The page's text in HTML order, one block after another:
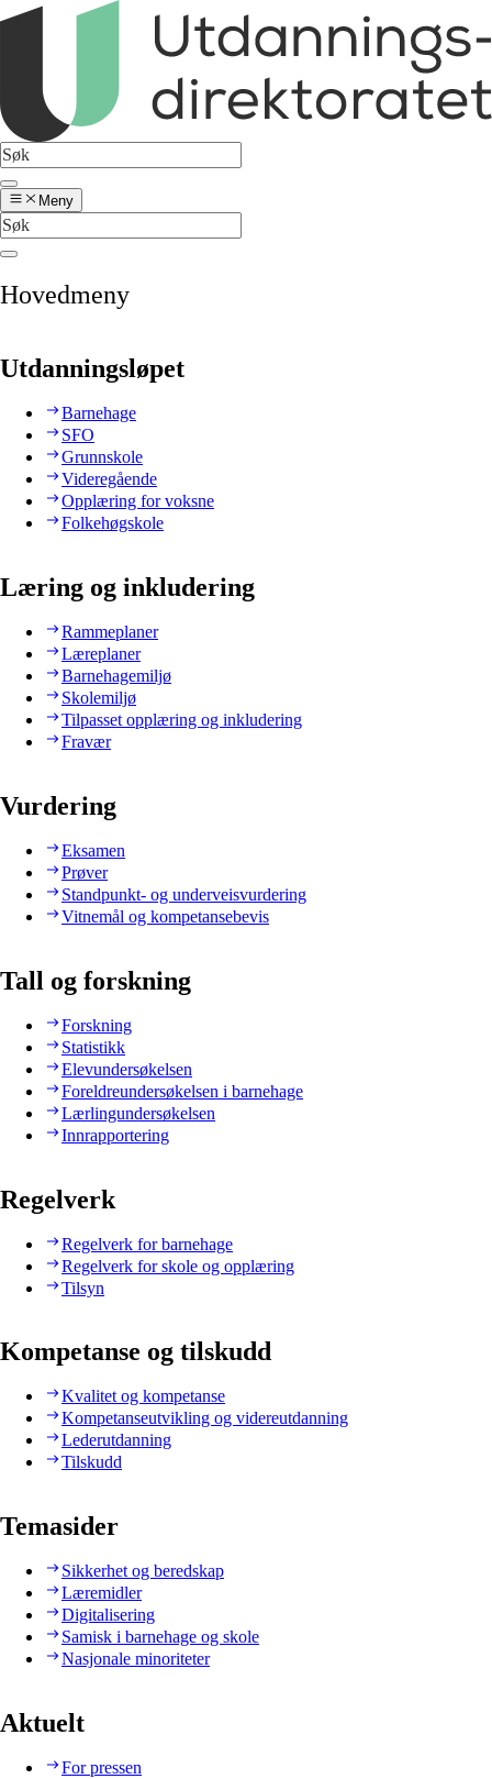
Meny
Hovedmeny
Utdanningsløpet
Barnehage
SFO
Grunnskole
Videregående
Opplæring for voksne
Folkehøgskole
Læring og inkludering
Rammeplaner
Læreplaner
Barnehagemiljø
Skolemiljø
Tilpasset opplæring og inkludering
Fravær
Vurdering
Eksamen
Prøver
Standpunkt- og underveisvurdering
Vitnemål og kompetansebevis
Tall og forskning
Forskning
Statistikk
Elevundersøkelsen
Foreldreundersøkelsen i barnehage
Lærlingundersøkelsen
Innrapportering
Regelverk
Regelverk for barnehage
Regelverk for skole og opplæring
Tilsyn
Kompetanse og tilskudd
Kvalitet og kompetanse
Kompetanseutvikling og videreutdanning
Lederutdanning
Tilskudd
Temasider
Sikkerhet og beredskap
Læremidler
Digitalisering
Samisk i barnehage og skole
Nasjonale minoriteter
Aktuelt
For pressen